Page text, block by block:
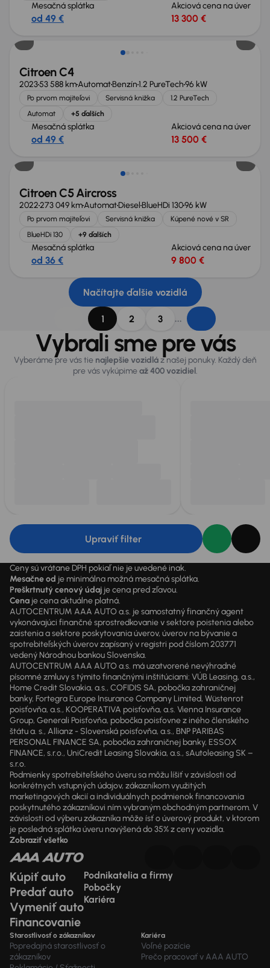
Mesačná splátka
od 49 €
Akciová cena na úver
13 300 €
Možnosť odpočtu DPH
Citroen C4
202353 588 kmAutomatBenzín1.2 PureTech96 kW
Po prvom majiteľovi Servisná knižka
1.2 PureTech
Automat
+5 ďalších
Mesačná splátka
od 49 €
Akciová cena na úver
13 500 €
Zlacnené o 700 €
Citroen C5 Aircross
2022273 049 kmAutomatDiesel BlueHDi 13096 kW
Po prvom majiteľovi Servisná knižka
Kúpené nové v SR
BlueHDi 130
+9 ďalších
Mesačná splátka
od 36 €
Akciová cena na úver
9 800 €
Načítajte ďalšie vozidlá
1 2 3 ...
Vybrali sme pre vás
Vyberáme pre vás tie najlepšie vozidláz našej ponuky. Každý deň
pre vás vykúpimeaž 400 vozidiel.
Upraviť filter
Ceny sú vrátane DPH pokiaľ nie je uvedené inak.
Mesačne od je minimálna možná mesačná splátka.
Preškrtnutý cenový údaj je cena pred zľavou.
Cena je cena aktuálne platná.
AUTOCENTRUM AAA AUTO a.s. je samostatný finančný agent
vykonávajúci finančné sprostredkovanie v sektore poistenia alebo
zaistenia a sektore poskytovania úverov, úverov na bývanie a
spotrebiteľských úverov zapísaný v registri pod číslom 203771
vedený Národnou bankou Slovenska.
AUTOCENTRUM AAA AUTO a.s. má uzatvorené nevýhradné
písomné zmluvy s týmito finančnými inštitúciami: VÚB Leasing, a.s.,
Home Credit Slovakia, a.s., COFIDIS SA, pobočka zahraničnej
banky, Fortegra Europe Insurance Company Limited, Wüstenrot
poisťovňa, a.s., KOOPERATIVA poisťovňa, a.s. Vienna Insurance
Group, Generali Poisťovňa, pobočka poisťovne z iného členského
štátu a. s., Allianz - Slovenská poisťovňa, a.s., BNP PARIBAS
PERSONAL FINANCE SA, pobočka zahraničnej banky, ESSOX
FINANCE, s.r.o., UniCredit Leasing Slovakia, a.s., sAutoleasing SK –
s.r.o.
Podmienky spotrebiteľského úveru sa môžu líšiť v závislosti od
konkrétnych vstupných údajov, zákazníkom využitých
marketingových akcií a individuálnych podmienok financovania
poskytnutého zákazníkovi ním vybraným obchodným partnerom. V
závislosti od výberu zákazníka môže ísť o úverový produkt, v ktorom
je posledná splátka úveru navýšená do 35% z ceny vozidla.
Zobraziť všetko
Kúpiť auto
Predať auto
Vymeniť auto
Financovanie
Podnikatelia a firmy
Pobočky
Kariéra
Starostlivosť o zákazníkov
Popredajná starostlivosť o
zákazníkov
Kariéra
Voľné pozície
Prečo pracovať v AAA AUTO